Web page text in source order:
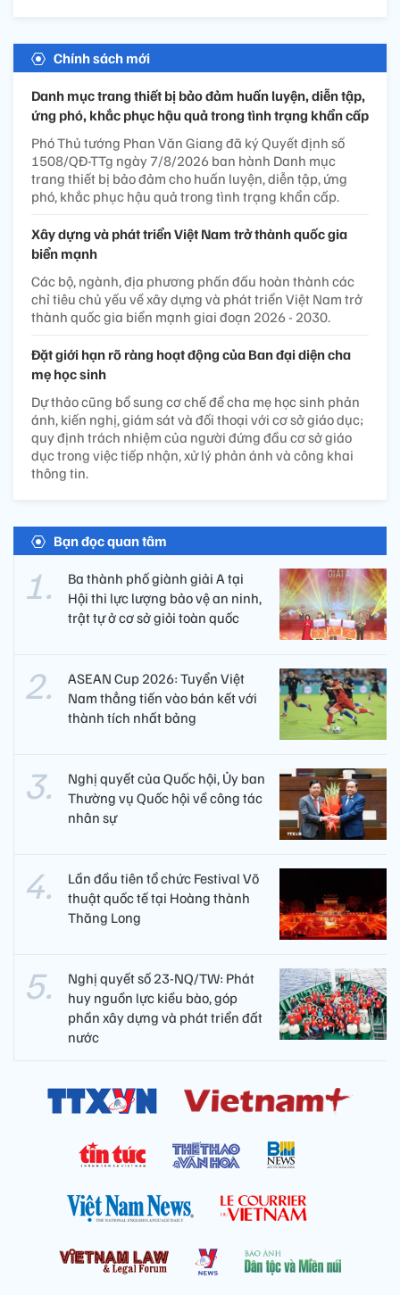
Chính sách mới
Danh mục trang thiết bị bảo đảm huấn luyện, diễn tập,
ứng phó, khắc phục hậu quả trong tình trạng khẩn cấp
Phó Thủ tướng Phan Văn Giang đã ký Quyết định số
1508/QĐ-TTg ngày 7/8/2026 ban hành Danh mục
trang thiết bị bảo đảm cho huấn luyện, diễn tập, ứng
phó, khắc phục hậu quả trong tình trạng khẩn cấp.
Xây dựng và phát triển Việt Nam trở thành quốc gia
biển mạnh
Các bộ, ngành, địa phương phấn đấu hoàn thành các
chỉ tiêu chủ yếu về xây dựng và phát triển Việt Nam trở
thành quốc gia biển mạnh giai đoạn 2026 - 2030.
Đặt giới hạn rõ ràng hoạt động của Ban đại diện cha
mẹ học sinh
Dự thảo cũng bổ sung cơ chế để cha mẹ học sinh phản
ánh, kiến nghị, giám sát và đối thoại với cơ sở giáo dục;
quy định trách nhiệm của người đứng đầu cơ sở giáo
dục trong việc tiếp nhận, xử lý phản ánh và công khai
thông tin.
Bạn đọc quan tâm
Ba thành phố giành giải A tại
Hội thi lực lượng bảo vệ an ninh,
trật tự ở cơ sở giỏi toàn quốc
ASEAN Cup 2026: Tuyển Việt
Nam thẳng tiến vào bán kết với
thành tích nhất bảng
Nghị quyết của Quốc hội, Ủy ban
Thường vụ Quốc hội về công tác
nhân sự
Lần đầu tiên tổ chức Festival Võ
thuật quốc tế tại Hoàng thành
Thăng Long
Nghị quyết số 23-NQ/TW: Phát
huy nguồn lực kiều bào, góp
phần xây dựng và phát triển đất
nước